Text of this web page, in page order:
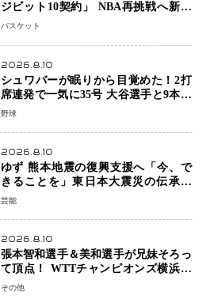
ジビット10契約」 NBA再挑戦へ新た
な一歩、八村塁選手との共闘にも期待
バスケット
2026.8.10
シュワバーが眠りから目覚めた！2打
席連発で一気に35号 大谷選手と9本差
に 本塁打王争いで単独トップ浮上
野球
2026.8.10
ゆず 熊本地震の復興支援へ「今、で
きることを」東日本大震災の伝承歌
「幾重」ライブ音源を配信、収益を全
芸能
2026.8.10
張本智和選手＆美和選手が兄妹そろっ
て頂点！ WTTチャンピオンズ横浜で
史上初の快挙 2人で約1264万円の優
その他